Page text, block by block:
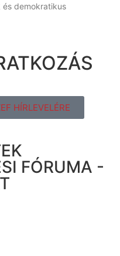
demokratikus
HÍRLEVELÉRE
FÓRUMA -